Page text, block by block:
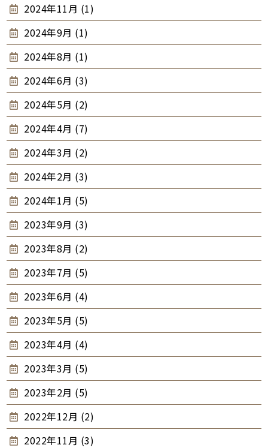
2024年11月 (1)
2024年9月 (1)
2024年8月 (1)
2024年6月 (3)
2024年5月 (2)
2024年4月 (7)
2024年3月 (2)
2024年2月 (3)
2024年1月 (5)
2023年9月 (3)
2023年8月 (2)
2023年7月 (5)
2023年6月 (4)
2023年5月 (5)
2023年4月 (4)
2023年3月 (5)
2023年2月 (5)
2022年12月 (2)
2022年11月 (3)